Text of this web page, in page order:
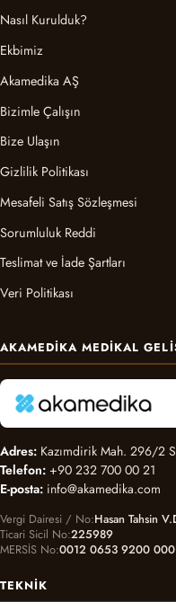
Nasıl Kurulduk?
Ekbimiz
Akamedika AŞ
Bizimle Çalışın
Bize Ulaşın
Gizlilik Politikası
Mesafeli Satış Sözleşmesi
Sorumluluk Reddi
Teslimat ve İade Şartları
Veri Politikası
AKAMEDIKA MEDIKAL
Adres: Kazımdirik Mah. 296/2
Telefon: +90 232 700 00 21
E-posta: info@akamedika.com
Vergi Dairesi / No Hasan Tahsin
Ticari Sicil No 225989
MERSİS No 0012 0653 9200
TEKNIK